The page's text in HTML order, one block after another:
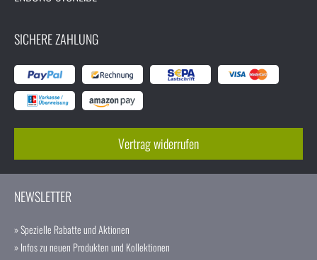
SICHERE ZAHLUNG
Vertrag widerrufen
NEWSLETTER
» Spezielle Rabatte und Aktionen
» Infos zu neuen Produkten und Kollektionen